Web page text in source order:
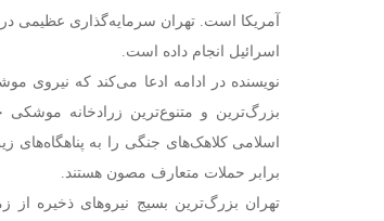
آمریکا است. تهران سرمایه‌گذاری عظیمی در
اسرائیل انجام داده است.
بزرگ‌ترین و متنوع‌ترین زرادخانه موشکی
اسلامی کلاهک‌های جنگی را به پناهگاه‌های
برابر حملات متعارف مصون هستند.